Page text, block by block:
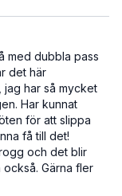
med dubbla pass
det här
har så mycket
Har kunnat
för att slippa
få till det!
och det blir
Gärna fler